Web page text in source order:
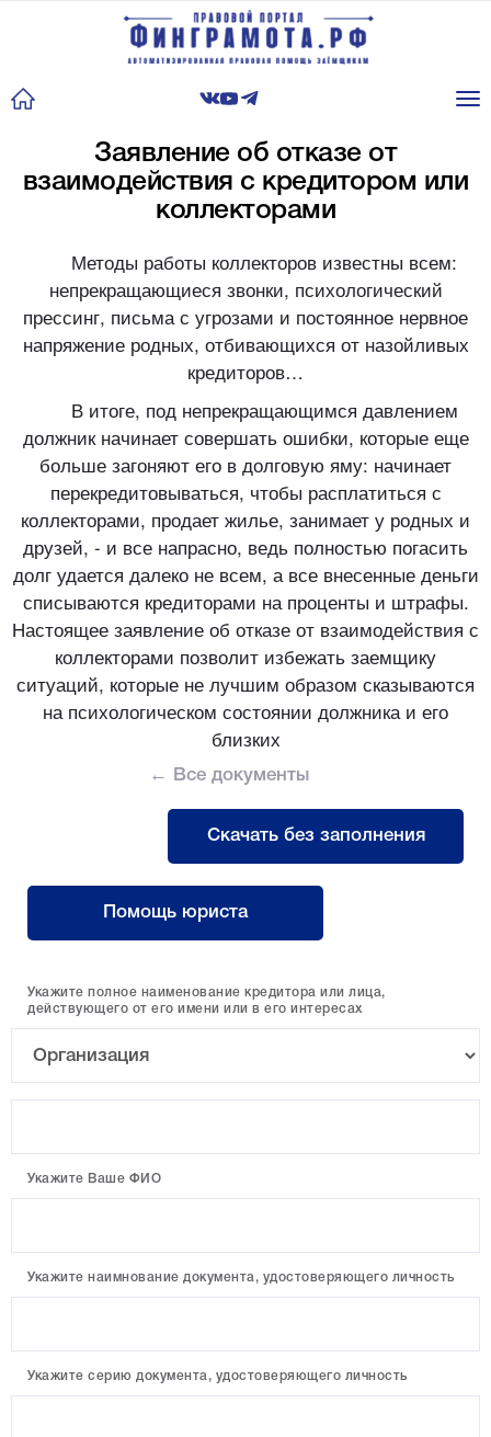
Заявление об отказе от
взаимодействия с кредитором или
коллекторами
Методы работы коллекторов известны всем:
непрекращающиеся звонки, психологический
прессинг, письма с угрозами и постоянное нервное
напряжение родных, отбивающихся от назойливых
кредиторов…
В итоге, под непрекращающимся давлением
должник начинает совершать ошибки, которые еще
больше загоняют его в долговую яму: начинает
перекредитовываться, чтобы расплатиться с
коллекторами, продает жилье, занимает у родных и
друзей, - и все напрасно, ведь полностью погасить
долг удается далеко не всем, а все внесенные деньги
списываются кредиторами на проценты и штрафы.
Настоящее заявление об отказе от взаимодействия с
коллекторами позволит избежать заемщику
ситуаций, которые не лучшим образом сказываются
на психологическом состоянии должника и его
близких
← Все документы
Скачать без заполнения
Помощь юриста
Укажите полное наименование кредитора или лица,
действующего от его имени или в его интересах
Укажите Ваше ФИО
Укажите наимнование документа, удостоверяющего личность
Укажите серию документа, удостоверяющего личность